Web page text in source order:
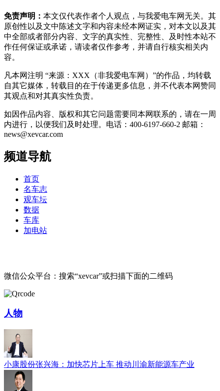
免责声明： 本文仅代表作者个人观点，与我爱电车网无关。其
原创性以及文中陈述文字和内容未经本网证实，对本文以及其
中全部或者部分内容、文字的真实性、完整性、及时性本站不
作任何保证或承诺，请读者仅作参考，并请自行核实相关内
容。
凡本网注明 “来源：XXX（非我爱电车网）”的作品，均转载
自其它媒体，转载目的在于传递更多信息，并不代表本网赞同
其观点和对其真实性负责。
如因作品内容、版权和其它问题需要同本网联系的，请在一周
内进行，以便我们及时处理。电话：400-6197-660-2 邮箱：
news@xevcar.com
频道导航
首页
名车志
观车坛
数据
车库
加电站
微信公众平台：搜索“xevcar”或扫描下面的二维码
人物
小康股份张兴海：加快芯片上车 推动川渝新能源车产业